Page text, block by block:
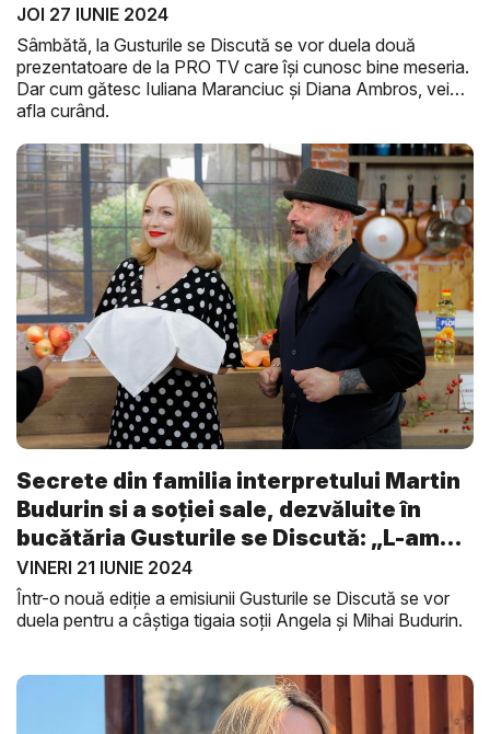
JOI 27 IUNIE 2024
Sâmbătă, la Gusturile se Discută se vor duela două
prezentatoare de la PRO TV care își cunosc bine meseria.
Dar cum gătesc Iuliana Maranciuc și Diana Ambros, vei
afla curând.
Secrete din familia interpretului Martin
Budurin si a soției sale, dezvăluite în
bucătăria Gusturile se Discută: „L-am
d...
VINERI 21 IUNIE 2024
Într-o nouă ediție a emisiunii Gusturile se Discută se vor
duela pentru a câștiga tigaia soții Angela și Mihai Budurin.